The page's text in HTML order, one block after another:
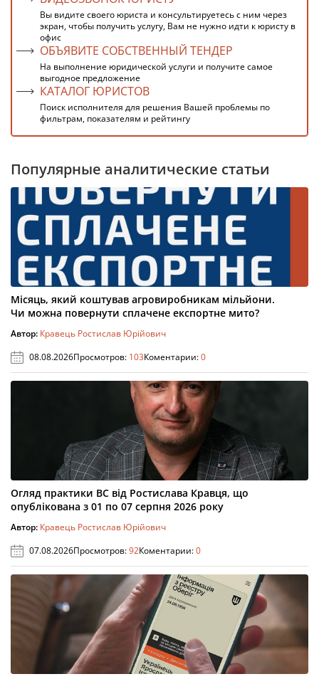
Вы видите своего юриста и консультируетесь с ним через
экран, чтобы получить услугу, Вам не нужно идти к юристу в
офис
ОБЪЯВИТЕ СОБСТВЕННЫЙ ТЕНДЕР
На выполнение юридической услуги и получите самое
выгодное предложение
КАТАЛОГ ЮРИСТОВ
Поиск исполнителя для решения Вашей проблемы по
фильтрам, показателям и рейтингу
Популярные аналитические статьи
Місяць, який коштував агровиробникам мільйони.
Чи можна повернути сплачене експортне мито?
Автор: Кравець Ростислав Юрійович
08.08.2026Просмотров: 103Коментарии:0
Огляд практики ВС від Ростислава Кравця, що
опублікована з 01 по 07 серпня 2026 року
Автор: Кравець Ростислав Юрійович
07.08.2026Просмотров:92Коментарии:0